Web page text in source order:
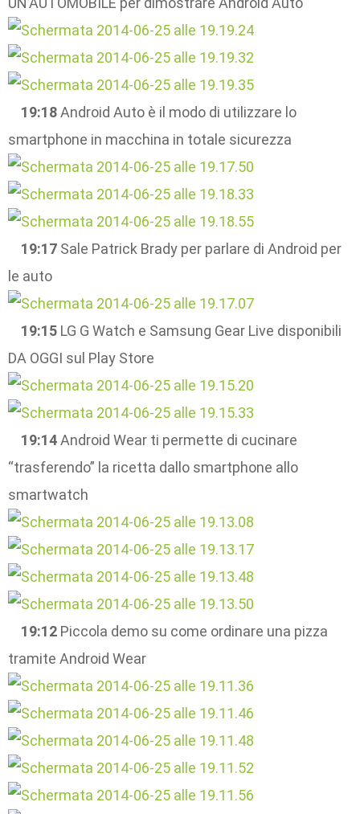
19:18Android Auto è il modo di utilizzare lo
smartphone in macchina in totale sicurezza
19:17 Sale Patrick Brady per parlare di Android per
le auto
19:15 LG G Watch e Samsung Gear Live disponibili
DA OGGI sul Play Store
19:14Android Wear ti permette di cucinare
“trasferendo” la ricetta dallo smartphone allo
smartwatch
19:12 Piccola demo su come ordinare una pizza
tramite Android Wear